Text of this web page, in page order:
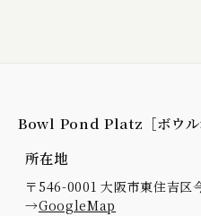
Bowl Pond Platz［ボウル
所在地
〒546-0001 大阪市東住吉区
→GoogleMap